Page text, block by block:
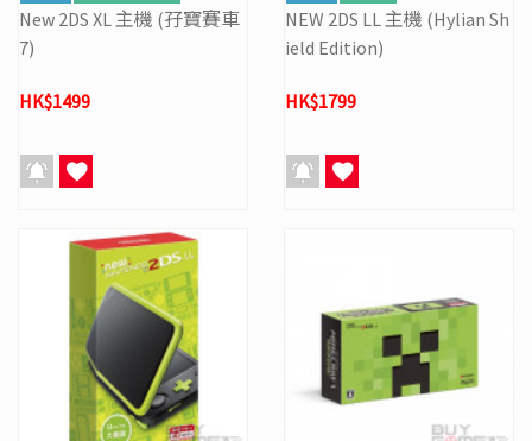
New 2DS XL 主機 (孖寶賽車
7)
HK$1499
NEW 2DS LL 主機 (Hylian Sh
ield Edition)
HK$1799